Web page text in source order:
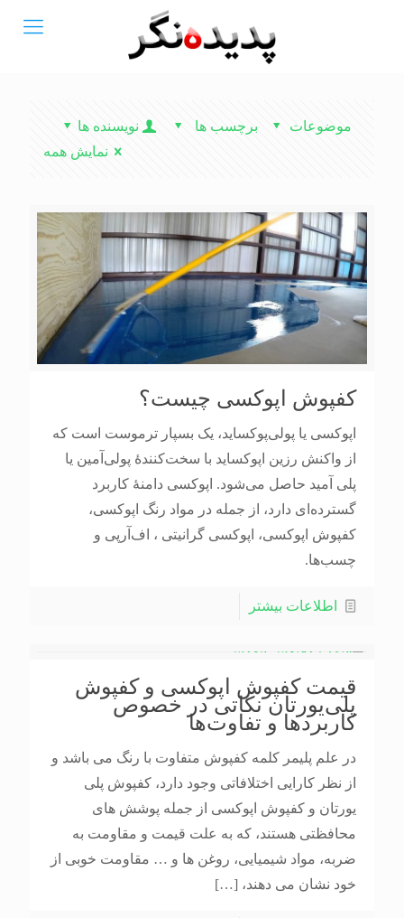
موضوعات برچسب ها
نویسنده ها
نمایش همه
کفپوش اپوکسی چیست؟
اپوکسی یا پولی‌پوکساید، یک بسپار ترموست است که
از واکنش رزین اپوکساید با سخت‌کنندهٔ پولی‌آمین یا
پلی آمید حاصل می‌شود. اپوکسی دامنهٔ کاربرد
گسترده‌ای دارد، از جمله در مواد رنگ اپوکسی،
کفپوش اپوکسی، اپوکسی گرانیتی ، اف‌آرپی و
چسب‌ها.
اطلاعات بیشتر
قیمت کفپوش اپوکسی و کفپوش
پلی‌یورتان نکاتی در خصوص
کاربرد‌ها و تفاوت‌ها
در علم پلیمر کلمه کفپوش متفاوت با رنگ می باشد و
از نظر کارایی اختلافاتی وجود دارد، کفپوش پلی
یورتان و کفپوش اپوکسی از جمله پوشش های
محافظتی هستند، که به علت قیمت و مقاومت به
ضربه، مواد شیمیایی، روغن ها و … مقاومت خوبی از
خود نشان می دهند، […]